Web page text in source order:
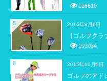
116619
2016年8月6日
【ゴルフク
103034
5
2015年10月5日
ゴルフのアド
6